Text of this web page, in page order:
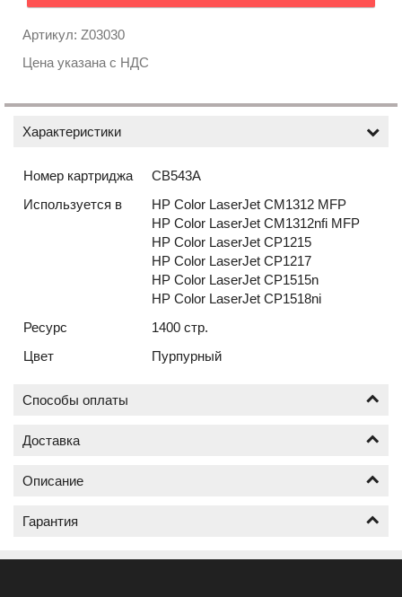
Артикул: Z03030
Цена указана с НДС
Характеристики
Номер картриджа
CB543A
Используется в
HP Color LaserJet CM1312 MFP
HP Color LaserJet CM1312nfi MFP
HP Color LaserJet CP1215
HP Color LaserJet CP1217
HP Color LaserJet CP1515n
HP Color LaserJet CP1518ni
Ресурс
1400 стр.
Цвет
Пурпурный
Способы оплаты
Оплата по безналичному расчёту (счёт с НДС)
Доставка
Доставка Ваших картриджей на заправку к нам и
бесплатно;
менее трёх не принимаем.
Описание
Как будет осуществлена заправка вашего
Гарантия
Гарантия на заправку картриджей действует в